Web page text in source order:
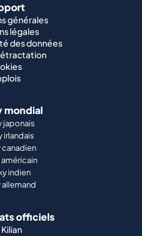
générales
légales
des données
mondial
japonais
irlandais
canadien
indien
allemand
officiels